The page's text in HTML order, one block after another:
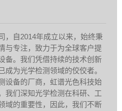
，自2014年成立以来，始终秉
与专注，致力于为全球客户提
备。我们凭借持续的技术创新
成为光学检测领域的佼佼者。
设备的厂商，虹谱光色科技始
我们深知光学检测在科研、工
域的重要性，因此，我们不断